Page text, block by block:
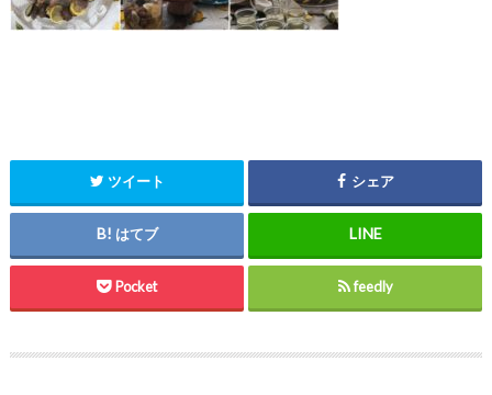
ツイート シェア
はてブ
Pocket feedly